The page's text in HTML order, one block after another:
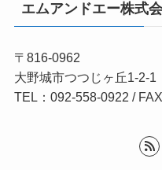
エムアンドエー株式
〒816-0962
大野城市つつじヶ丘1-2-1
TEL：092-558-0922 /